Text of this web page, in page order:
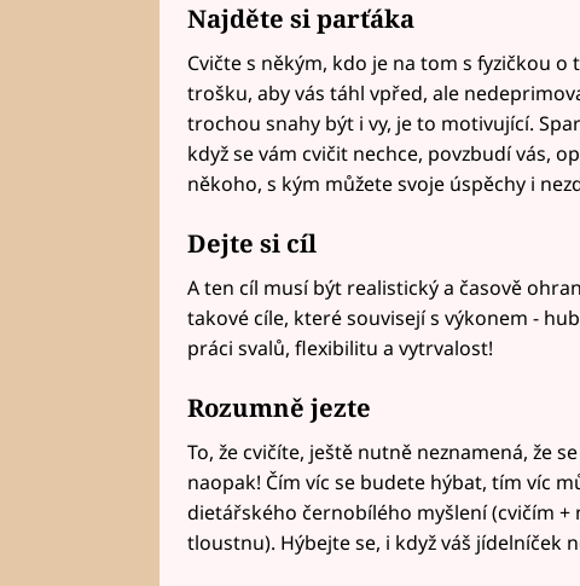
Najděte si parťáka
Cvičte s někým, kdo je na tom s fyzičkou o
trošku, aby vás táhl vpřed, ale
trochou snahy být i vy, je to motivující.
když se vám cvičit nechce, povzbudí vás,
někoho, s kým můžete svoje úspěchy i
Dejte si cíl
A ten cíl musí být realistický a časově
takové cíle, které souvisejí s výkonem -
práci svalů, flexibilitu a vytrvalost!
Rozumně jezte
To, že cvičíte, ještě nutně neznamená, že
naopak! Čím víc se budete hýbat, tím víc
dietářského černobílého myšlení (cvičím
tloustnu). Hýbejte se, i když váš jídelníček